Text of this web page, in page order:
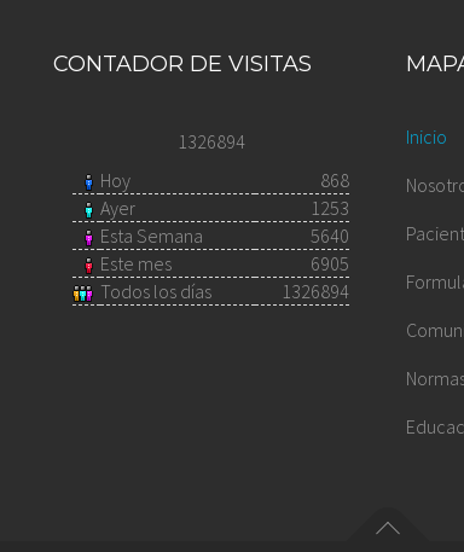
CONTADOR DE VISITAS
1326894
Hoy
868
Ayer
1253
Esta Semana
5640
Este mes
6905
Todos los días
1326894
Inicio